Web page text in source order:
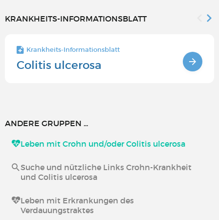
KRANKHEITS-INFORMATIONSBLATT
Krankheits-Informationsblatt
Colitis ulcerosa
ANDERE GRUPPEN ...
Leben mit Crohn und/oder Colitis ulcerosa
Suche und nützliche Links Crohn-Krankheit
und Colitis ulcerosa
Leben mit Erkrankungen des
Verdauungstraktes